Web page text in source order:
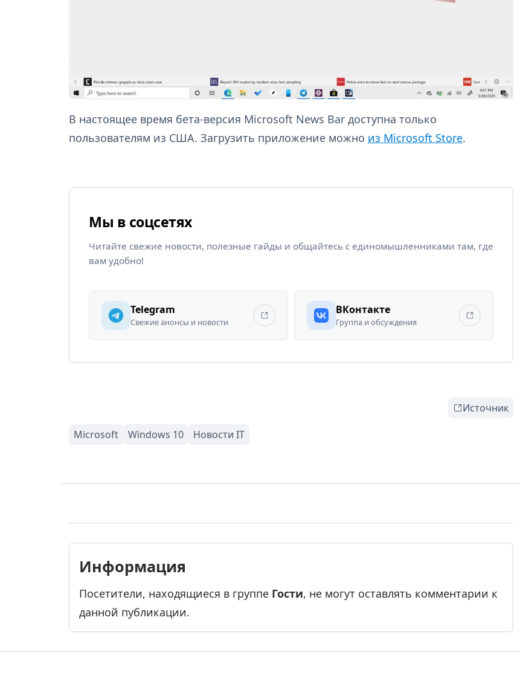
В настоящее время бета-версия Microsoft News Bar доступна только
пользователям из США. Загрузить приложение можно из Microsoft Store.
Мы в соцсетях
Читайте свежие новости, полезные гайды и общайтесь с единомышленниками там, где
вам удобно!
Telegram
Свежие анонсы и новости
ВКонтакте
Группа и обсуждения
Источник
Информация
Посетители, находящиеся в группе Гости, не могут оставлять комментарии к
данной публикации.